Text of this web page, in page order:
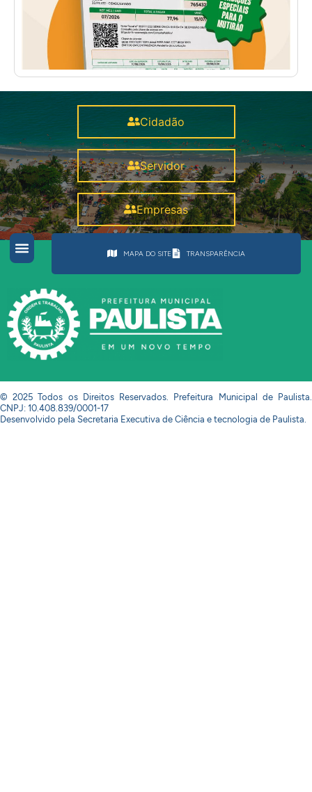
Cidadão
Servidor
Empresas
MAPA DO SITE TRANSPARÊNCIA
© 2025 Todos os Direitos Reservados. Prefeitura Municipal de Paulista.
CNPJ: 10.408.839/0001-17
Desenvolvido pela Secretaria Executiva de Ciência e tecnologia de Paulista.